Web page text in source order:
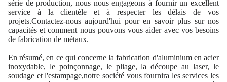
série de production, nous nous engageons à fournir un excellent
service à la clientèle et à respecter les délais de vos
projets.Contactez-nous aujourd'hui pour en savoir plus sur nos
capacités et comment nous pouvons vous aider avec vos besoins
de fabrication de métaux.
En résumé, en ce qui concerne la fabrication d'aluminium en acier
inoxydable, le poinçonnage, le pliage, la découpe au laser, le
soudage et l'estampage,notre société vous fournira les services les